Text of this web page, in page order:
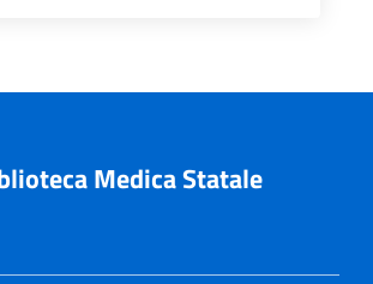
Medica Statale